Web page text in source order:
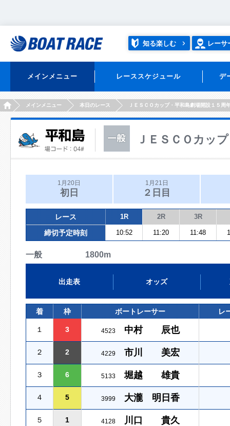
知る楽しむ レーサ
メインメニュー レーススケジュール デ
HOMEメインメニュー 本日のレース ＪＥＳＣＯカップ・平和島劇場開設１５周
ＪＥＳＣＯカッ
1月20日
初日
1月21日
２日目
レース 1R 2R 3R
締切予定時刻 10:52 11:20 11:48
一般 1800m
出走表 オッズ
着 枠 ボートレーサー レ
１ 3 4523 中村 辰也
２ 2 4229 市川 美宏
３ 6 5133 堀越 雄貴
４ 5 3999 大瀧 明日香
５ 1 4128 川口 貴久